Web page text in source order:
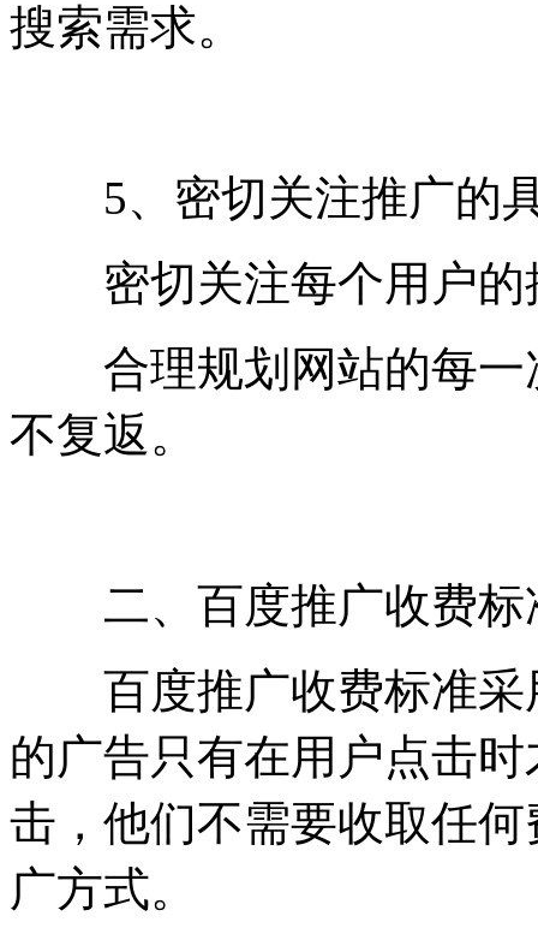
搜索需求。
5、密切关注推广的
密切关注每个用户的
合理规划网站的每一
不复返。
二、百度推广收费标
百度推广收费标准采
的广告只有在用户点击
击，他们不需要收取任
广方式。